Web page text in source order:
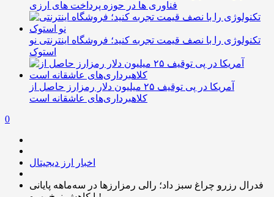
فناوری ها در حوزه پرداخت های ارزی
تکنولوژی را با نصف قیمت تجربه کنید؛ فروشگاه اینترنتی نو
استوک
آمریکا در پی توقیف ۲۵ میلیون دلار رمزارز حاصل از
کلاهبرداری‌های عاشقانه است
0
اخبار ارز دیجیتال
فدرال رزرو چراغ سبز داد؛ رالی رمزارزها در سه‌ماهه پایانی